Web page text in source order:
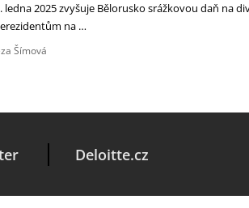
ledna 2025 zvyšuje Bělorusko srážkovou daň na
na …
Šímová
Deloitte.cz